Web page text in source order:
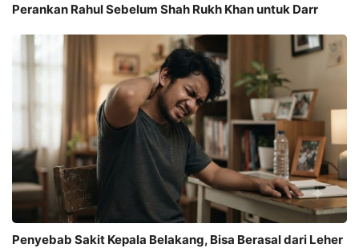
Perankan Rahul Sebelum Shah Rukh Khan untuk Darr
Penyebab Sakit Kepala Belakang, Bisa Berasal dari Leher